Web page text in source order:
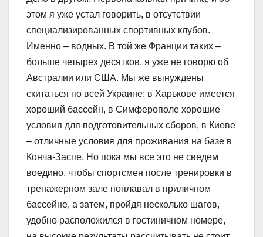
этом я уже устал говорить, в отсутствии
специализированных спортивных клубов.
Именно – водных. В той же Франции таких –
больше четырех десятков, я уже не говорю об
Австралии или США. Мы же вынуждены
скитаться по всей Украине: в Харькове имеется
хороший бассейн, в Симферополе хорошие
условия для подготовительных сборов, в Киеве
– отличные условия для проживания на базе в
Конча-Заспе. Но пока мы все это не сведем
воедино, чтобы спортсмен после тренировки в
тренажерном зале поплавал в приличном
бассейне, а затем, пройдя несколько шагов,
удобно расположился в гостиничном номере,